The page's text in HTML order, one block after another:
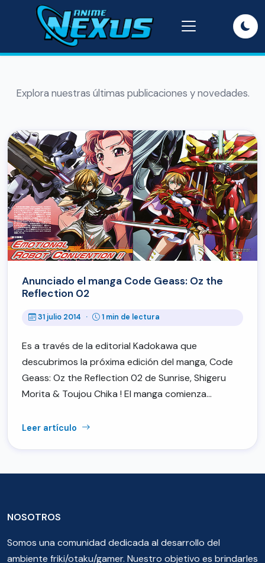
Explora nuestras últimas publicaciones y novedades.
Anunciado el manga Code Geass: Oz the
Reflection 02
31 julio 2014 · 1 min de lectura
Es a través de la editorial Kadokawa que
descubrimos la próxima edición del manga, Code
Geass: Oz the Reflection 02 de Sunrise, Shigeru
Morita & Toujou Chika ! El manga comienza…
Leer artículo
NOSOTROS
Somos una comunidad dedicada al desarrollo del
ambiente friki/otaku/gamer. Nuestro objetivo es brindarles